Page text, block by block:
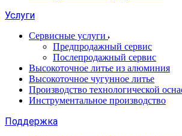
Услуги
Сервисные услуги
Предпродажный сервис
Послепродажный сервис
Высокоточное литье из алюминия
Высокоточное чугунное литье
Производство технологической
Инструментальное производство
Поддержка